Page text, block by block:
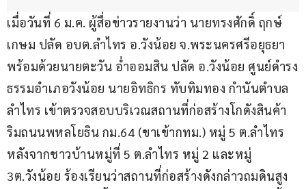
เมื่อวันที่ 6 ม.ค. ผู้สื่อข่าวรายงานว่า นายทรงศักดิ์ ฤกษ์
เกษม ปลัด อบต.ลำไทร อ.วังน้อย จ.พระนครศรีอยุธยา
พร้อมด้วยนายตะวัน อ่ำออมสิน ปลัด อ.วังน้อย ศูนย์ดำรง
ธรรมอำเภอวังน้อย นายอิทธิกร ทับทิมทอง กำนันตำบล
ลำไทร เข้าตรวจสอบบริเวณสถานที่ก่อสร้างโกดังสินค้า
ริมถนนพหลโยธิน กม.64 (ขาเข้ากทม.) หมู่ 5 ต.ลำไทร
หลังจากชาวบ้านหมู่ที่ 5 ต.ลำไทร หมู่ 2 และหมู่
3ต.วังน้อย ร้องเรียนว่าสถานที่ก่อสร้างดังกล่าวถมดินสูง